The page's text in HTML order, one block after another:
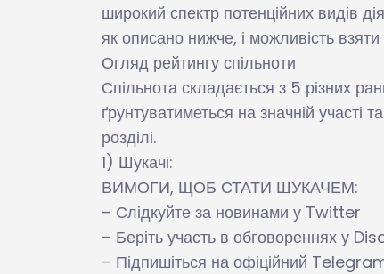
широкий спектр потенційних видів
як описано нижче, і можливість
Огляд рейтингу спільноти
Спільнота складається з 5 різних
ґрунтуватиметься на значній
розділі.
1) Шукачі:
ВИМОГИ, ЩОБ СТАТИ ШУКАЧЕМ:
– Слідкуйте за новинами у Twitter
– Беріть участь в обговореннях у
– Підпишіться на офіційний